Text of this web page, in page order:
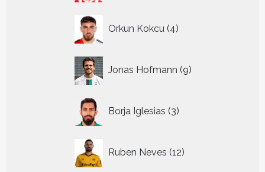
Orkun Kokcu 4
producten
Jonas Hofmann 9
producten
Borja Iglesias 3
producten
Ruben Neves 12
producten